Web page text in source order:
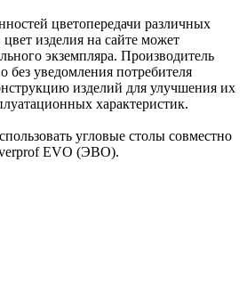
цветопередачи различных
изделия на сайте может
экземпляра. Производитель
без уведомления потребителя
изделий для улучшения их
характеристик.
угловые столы совместно
EVO (ЭВО).